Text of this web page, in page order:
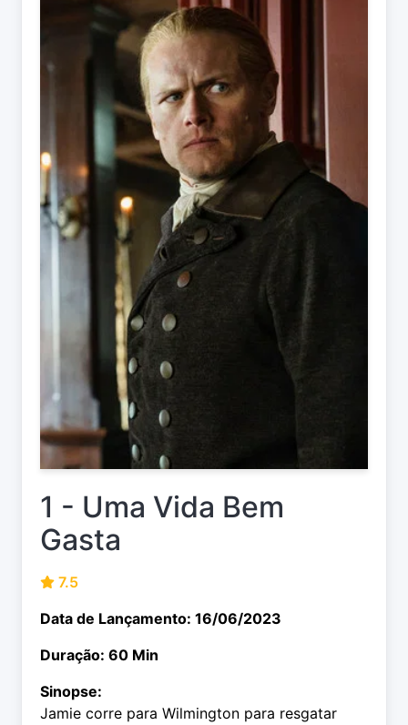
1 - Uma Vida Bem
Gasta
7.5
Data de Lançamento: 16/06/2023
Duração: 60 Min
Sinopse:
Jamie corre para Wilmington para resgatar